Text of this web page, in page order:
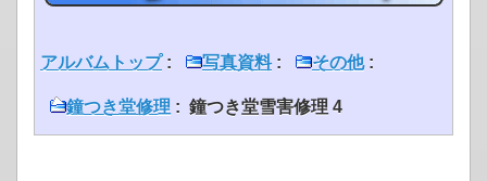
アルバムトップ: 写真資料: その他:
鐘つき堂修理 : 鐘つき堂雪害修理 4